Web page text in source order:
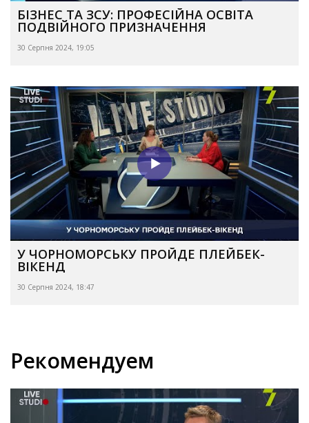
БІЗНЕС ТА ЗСУ: ПРОФЕСІЙНА ОСВІТА
ПОДВІЙНОГО ПРИЗНАЧЕННЯ
30 Серпня 2024, 19:05
У ЧОРНОМОРСЬКУ ПРОЙДЕ ПЛЕЙБЕК-
ВІКЕНД
30 Серпня 2024, 18:47
Рекомендуем